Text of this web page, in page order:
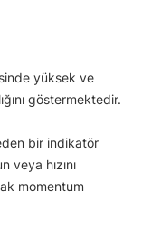
yüksek ve
göstermektedir.
bir indikatör
veya hızını
momentum